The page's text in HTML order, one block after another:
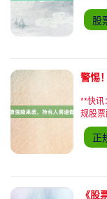
新低
引发
利、
** 作
持续
股
**快讯
规股
据不
强制
中，
张，
意味
正